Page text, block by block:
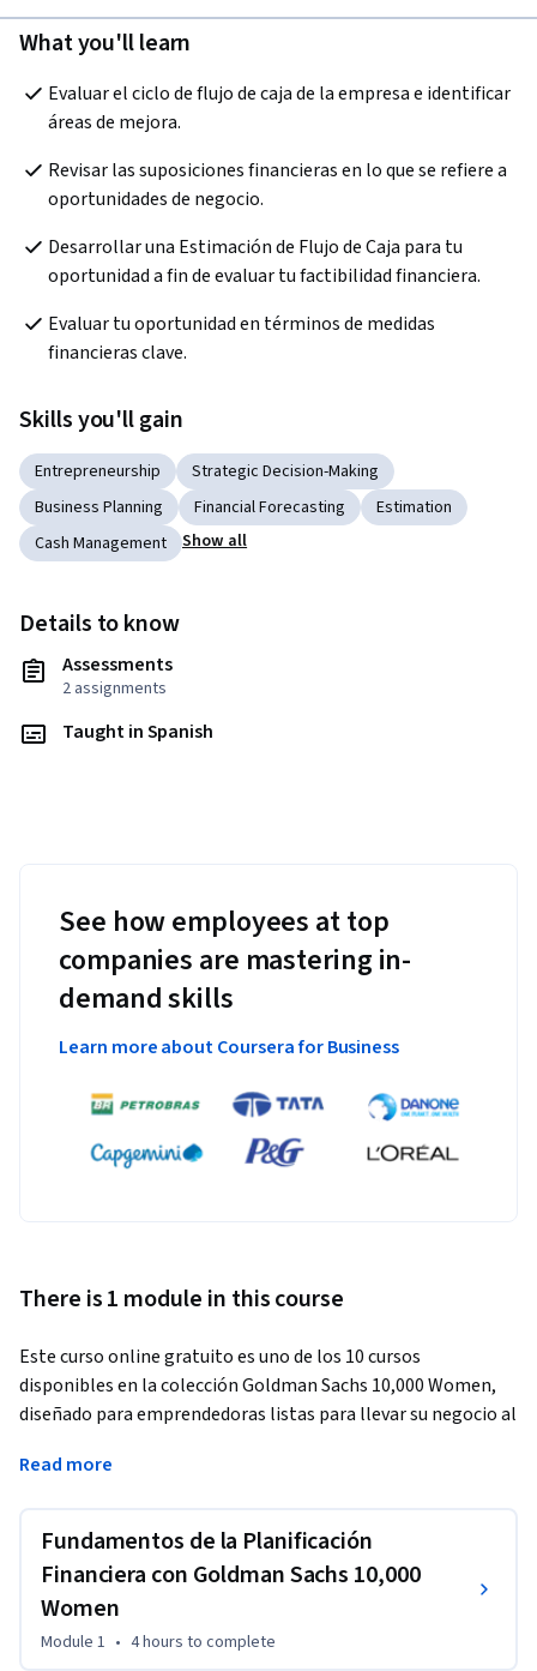
What you'll learn
Evaluar el ciclo de flujo de caja de la empresa e identificar
áreas de mejora.
Revisar las suposiciones financieras en lo que se refiere a
oportunidades de negocio.
Desarrollar una Estimación de Flujo de Caja para tu
oportunidad a fin de evaluar tu factibilidad financiera.
Evaluar tu oportunidad en términos de medidas
financieras clave.
Skills you'll gain
Entrepreneurship
Strategic Decision-Making
Business Planning
Financial Forecasting
Estimation
Cash Management
Show all
Details to know
Assessments
2 assignments
Taught in Spanish
See how employees at top
companies are mastering in-
demand skills
Learn more about Coursera for Business
There is 1 module in this course
Este curso online gratuito es uno de los 10 cursos
disponibles en la colección Goldman Sachs 10,000 Women,
diseñado para emprendedoras listas para llevar su negocio al
oportunidades. Considerarás el ciclo de flujo de caja de tu
empresa y su impacto en el crecimiento y éxito de tu
negocio.
Escucharás hablar a exparticipantes de Goldman Sachs
Read more
Fundamentos de la Planificación
Financiera con Goldman Sachs 10,000
Women
Module 1 • 4 hours to complete